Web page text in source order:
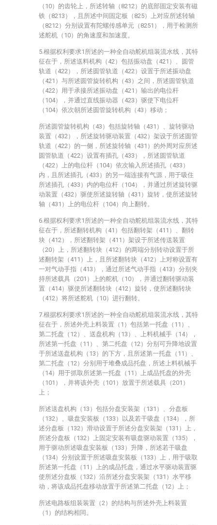
（10）的齿轮上，所述转轴（8212）的底部固定安装有磁
铁（8213），且所述中间固定板（825）上对应所述转轴
（8212）分别设置有陀螺传感单元（8251），用于检测所
述舵机（10）的角速度和加速度。
5.根据权利要求1所述的一种全自动舵机组装流水线，其特
征在于，所述送料机构（42）包括振动盘（421）、圆管
轨道（422），所述圆管轨道（422）设置于所述振动盘
（421）与所述圆管旋转机构（43）之间，所述圆管轨道
（422）用于承接所述振动盘（421）输出的电位杆
（104），并通过直线振动器（423）驱使下电位杆
（104）依次朝所述圆管旋转机构（43）移动；
所述圆管旋转机构（43）包括旋转轴（431）、旋转驱动
装置（432），所述旋转驱动装置（432）架设于所述圆管
轨道（422）的一侧，所述旋转轴（431）的外周对应所述
圆管轨道（422）设置有插孔（433），所述圆管轨道
（422）上的电位杆（104）依次输入所述插孔（433）
内，且所述插孔（433）的另一端连接有气源，用于吸住
所述插孔（433）内的电位杆（104），并通过所述旋转驱
动装置（432）驱使所述旋转轴（431）旋转，使所述旋转
轴（431）上的电位杆（104）向上翻转。
6.根据权利要求1所述的一种全自动舵机组装流水线，其特
征在于，所述翻转机构（41）包括翻转架（411）、翻转
块（412），所述翻转架（411）架设于所述传送装置
（20）上，所述翻转块（412）的两端分别转动设置于所
述翻转架（411）上，且所述翻转块（412）上对称设置有
一对气动手指（413），通过所述气动手指（413）分别夹
持所述载具（201）上的舵机（10），并通过翻转驱动装
置（414）驱使所述翻转块（412）旋转，使所述翻转块
（412）将所述舵机（10）进行翻转。
7.根据权利要求1所述的一种全自动舵机组装流水线，其特
征在于，所述外壳上料装置（1）包括第一托盘（11）、
第二托盘（12）、送盘机构（13）、上料机械手（14），
所述第一托盘（11）、第二托盘（12）分别可升降地设置
于所述送盘机构（13）的下方，且所述第一托盘（11）、
第二托盘（12）分别用于堆叠成品托盘，所述上料机械手
（14）用于抓取所述第一托盘（11）上成品托盘的外壳
（101），并将该外壳（101）放置于所述载具（201）
上；
所述送盘机构（13）包括分盘安装架（131）、分盘板
（132）、吸盘安装板（133）以及若干吸盘（134），所
述分盘板（132）滑动设置于所述分盘安装架（131）上，
所述分盘板（132）上固定安装有吸盘驱动装置（135），
用于驱动所述吸盘安装板（133）升降，所述若干吸盘
（134）分别设置于所述吸盘安装板（133）上，用于吸取
所述第一托盘（11）上的成品托盘，通过水平驱动装置驱
使所述分盘板（132）沿所述分盘安装架（131）水平移
动，将该成品托盘移动放置于所述第二托盘（12）上；
所述电路板组装装置（2）的结构与所述外壳上料装置
（1）的结构相同。